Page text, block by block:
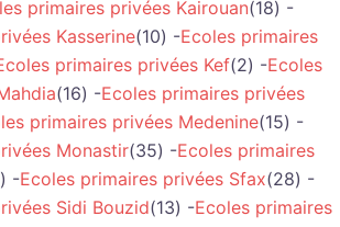
primaires privées Kairouan(18) -
Kasserine(10) -Ecoles primaires
primaires privées Kef(2) -Ecoles
(16) -Ecoles primaires privées
primaires privées Medenine(15) -
Monastir(35) -Ecoles primaires
-Ecoles primaires privées Sfax(28) -
Sidi Bouzid(13) -Ecoles primaires